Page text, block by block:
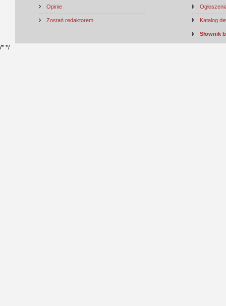
Opinie
Zostań redaktorem Katalog
Słownik
/* */